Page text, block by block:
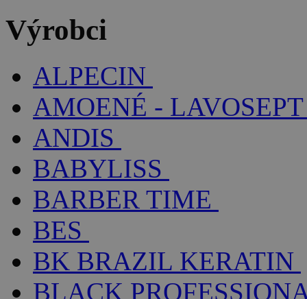
Výrobci
ALPECIN
AMOENÉ - LAVOSEPT
ANDIS
BABYLISS
BARBER TIME
BES
BK BRAZIL KERATIN
BLACK